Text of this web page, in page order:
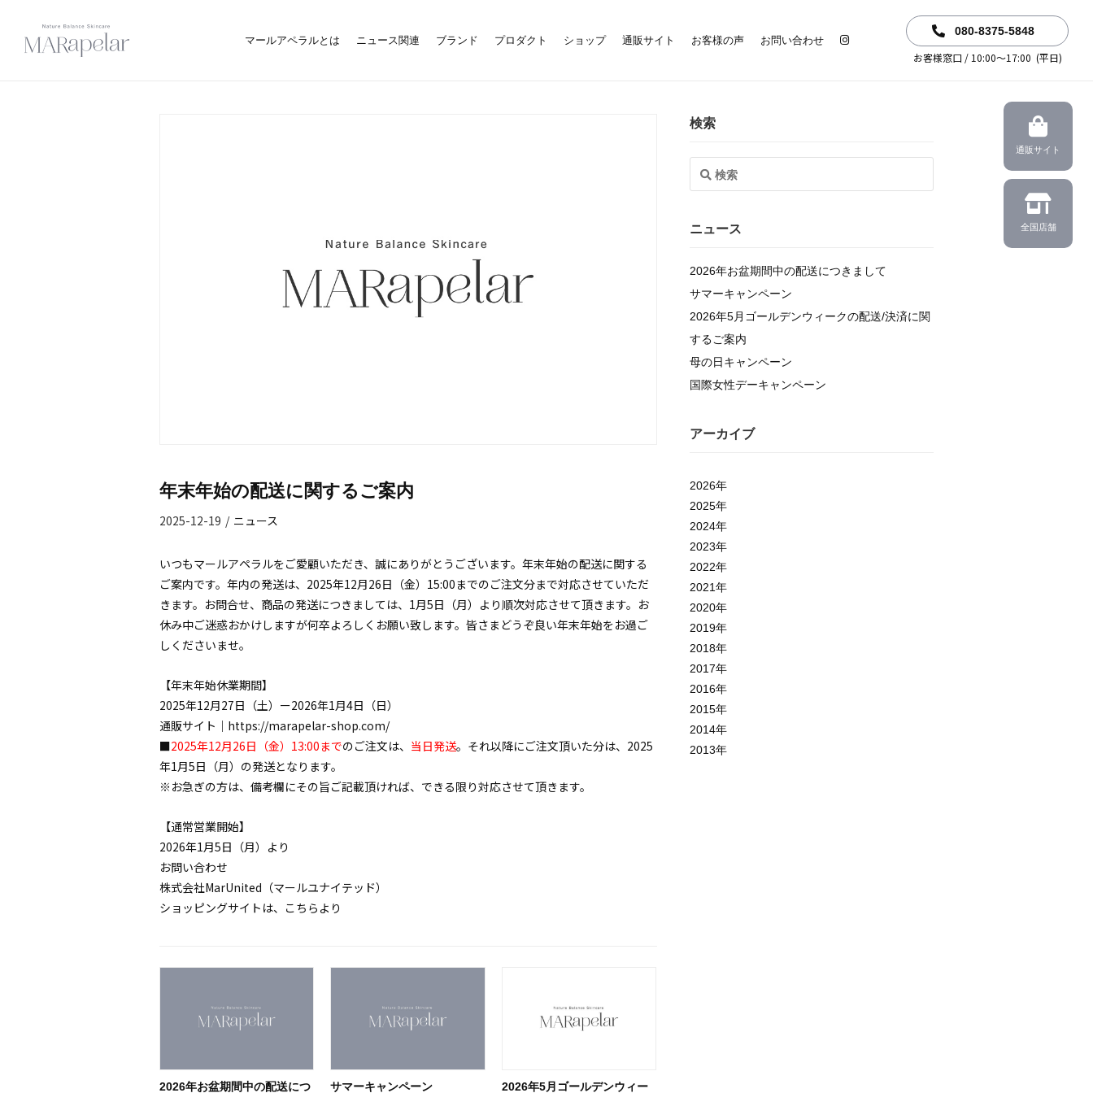
マールアペラルとは ニュース関連 ブランド プロダクト ショップ 通販サイト お客様の声 お問い合わせ
080-8375-5848
お客様窓口 / 10:00～17:00 (平日)
年末年始の配送に関するご案内
2025-12-19 / ニュース
いつもマールアペラルをご愛顧いただき、誠にありがとうございます。年末年始の配送に関する
ご案内です。 年内の発送は、2025年12月26日（金）15:00までのご注文分まで対応させていただ
きます。お問合せ、商品の発送につきましては、1月5日（月）より順次対応させて頂きます。お
休み中ご迷惑おかけしますが何卒よろしくお願い致します。皆さまどうぞ良い年末年始をお過ご
しくださいませ。
【年末年始休業期間】
2025年12月27日（土）ー2026年1月4日（日）
通販サイト｜ https://marapelar-shop.com/
■2025年12月26日（金）13:00までのご注文は、 当日発送。それ以降にご注文頂いた分は、2025
年1月5日（月）の発送となります。
※お急ぎの方は、備考欄にその旨ご記載頂ければ、できる限り対応させて頂きます。
【通常営業開始】
2026年1月5日（月）より
お問い合わせ
株式会社MarUnited（マールユナイテッド）
ショッピングサイトは、 こちらより
2026年お盆期間中の配送につ サマーキャンペーン 2026年5月ゴールデンウィー
検索
ニュース
2026年お盆期間中の配送につきまして
サマーキャンペーン
2026年5月ゴールデンウィークの配送/決済に関
するご案内
母の日キャンペーン
国際女性デーキャンペーン
アーカイブ
2026年
2025年
2024年
2023年
2022年
2021年
2020年
2019年
2018年
2017年
2016年
2015年
2014年
2013年
通販サイト
全国店舗